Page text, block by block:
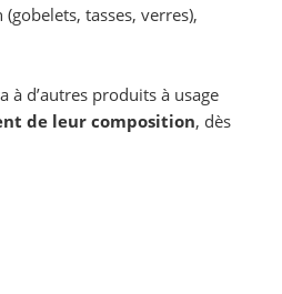
tasses, verres),
à d’autres produits à usage
de leur composition, dès